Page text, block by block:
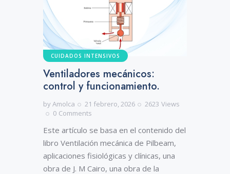
CUIDADOS INTENSIVOS
Ventiladores mecánicos:
control y funcionamiento.
byAmolca 21 febrero, 2026 2623 Views
0 Comments
Este artículo se basa en el contenido del
libro Ventilación mecánica de Pilbeam,
aplicaciones fisiológicas y clínicas, una
obra de J. M Cairo, una obra de la